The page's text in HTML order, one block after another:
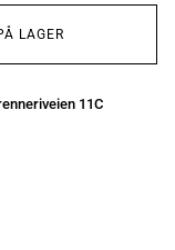
LAGER
11C